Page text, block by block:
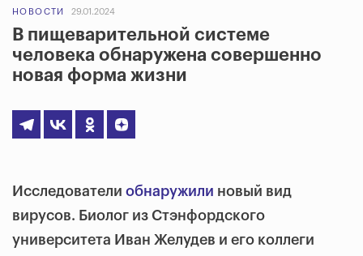
НОВОСТИ 29.01.2024
В пищеварительной системе
человека обнаружена совершенно
новая форма жизни
Исследователи обнаружили новый вид
вирусов. Биолог из Стэнфордского
университета Иван Желудев и его коллеги